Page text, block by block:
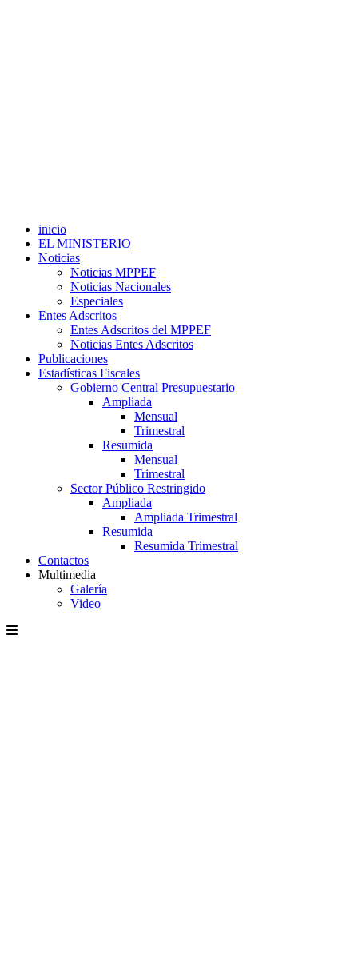
inicio
EL MINISTERIO
Noticias
Noticias MPPEF
Noticias Nacionales
Especiales
Entes Adscritos
Entes Adscritos del MPPEF
Noticias Entes Adscritos
Publicaciones
Estadísticas Fiscales
Gobierno Central Presupuestario
Ampliada
Mensual
Trimestral
Resumida
Mensual
Trimestral
Sector Público Restringido
Ampliada
Ampliada Trimestral
Resumida
Resumida Trimestral
Contactos
Multimedia
Galería
Video